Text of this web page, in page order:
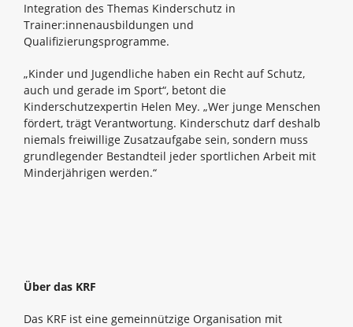
Integration des Themas Kinderschutz in
Trainer:innenausbildungen und
Qualifizierungsprogramme.
„Kinder und Jugendliche haben ein Recht auf Schutz,
auch und gerade im Sport“, betont die
Kinderschutzexpertin Helen Mey. „Wer junge Menschen
fördert, trägt Verantwortung. Kinderschutz darf deshalb
niemals freiwillige Zusatzaufgabe sein, sondern muss
grundlegender Bestandteil jeder sportlichen Arbeit mit
Minderjährigen werden.“
Über das KRF
Das KRF ist eine gemeinnützige Organisation mit